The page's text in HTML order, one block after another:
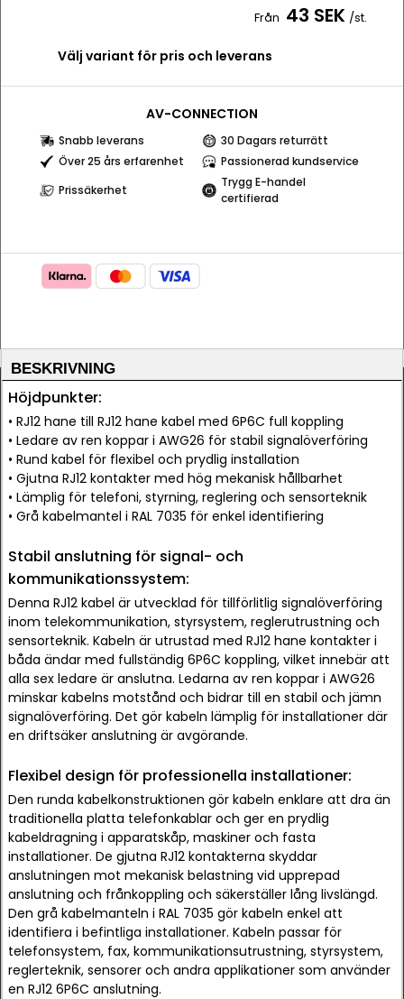
Från 43 SEK /st.
Välj variant för pris och leverans
AV-CONNECTION
Snabb leverans
30 Dagars returrätt
Över 25 års erfarenhet
Passionerad kundservice
Prissäkerhet
Trygg E-handel
certifierad
BESKRIVNING
Höjdpunkter:
• RJ12 hane till RJ12 hane kabel med 6P6C full koppling
• Ledare av ren koppar i AWG26 för stabil signalöverföring
• Rund kabel för flexibel och prydlig installation
• Gjutna RJ12 kontakter med hög mekanisk hållbarhet
• Lämplig för telefoni, styrning, reglering och sensorteknik
• Grå kabelmantel i RAL 7035 för enkel identifiering
Stabil anslutning för signal- och
kommunikationssystem:
Denna RJ12 kabel är utvecklad för tillförlitlig signalöverföring
inom telekommunikation, styrsystem, reglerutrustning och
sensorteknik. Kabeln är utrustad med RJ12 hane kontakter i
båda ändar med fullständig 6P6C koppling, vilket innebär att
alla sex ledare är anslutna. Ledarna av ren koppar i AWG26
minskar kabelns motstånd och bidrar till en stabil och jämn
signalöverföring. Det gör kabeln lämplig för installationer där
en driftsäker anslutning är avgörande.
Flexibel design för professionella installationer:
Den runda kabelkonstruktionen gör kabeln enklare att dra än
traditionella platta telefonkablar och ger en prydlig
kabeldragning i apparatskåp, maskiner och fasta
installationer. De gjutna RJ12 kontakterna skyddar
anslutningen mot mekanisk belastning vid upprepad
anslutning och frånkoppling och säkerställer lång livslängd.
Den grå kabelmanteln i RAL 7035 gör kabeln enkel att
identifiera i befintliga installationer. Kabeln passar för
telefonsystem, fax, kommunikationsutrustning, styrsystem,
reglerteknik, sensorer och andra applikationer som använder
en RJ12 6P6C anslutning.